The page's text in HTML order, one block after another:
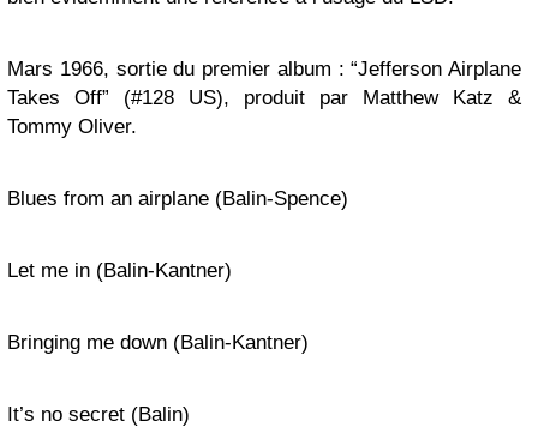
Mars 1966, sortie du premier album : “Jefferson Airplane
Takes Off” (#128 US), produit par Matthew Katz &
Tommy Oliver.
Blues from an airplane (Balin-Spence)
Let me in (Balin-Kantner)
Bringing me down (Balin-Kantner)
It’s no secret (Balin)